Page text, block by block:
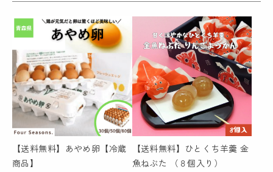
【送料無料】あやめ卵【冷蔵
商品】
【送料無料】ひとくち羊羹 金
魚ねぶた （８個入り）